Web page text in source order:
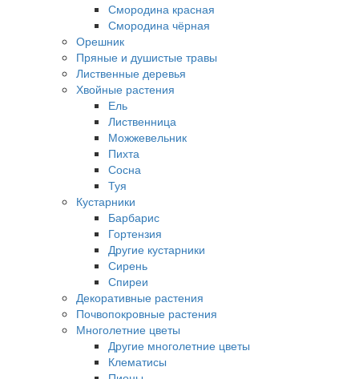
Смородина красная
Смородина чёрная
Орешник
Пряные и душистые травы
Лиственные деревья
Хвойные растения
Ель
Лиственница
Можжевельник
Пихта
Сосна
Туя
Кустарники
Барбарис
Гортензия
Другие кустарники
Сирень
Спиреи
Декоративные растения
Почвопокровные растения
Многолетние цветы
Другие многолетние цветы
Клематисы